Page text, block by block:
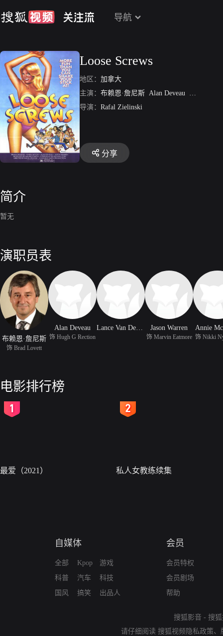
导航
Loose Screws
地区： 加拿大
主演： 布赖恩·詹尼斯 Alan Deveau Lance Van
导演： Rafal Zielinski
分享
简介
暂无
演职员表
布赖恩·詹尼斯
饰 Brad Lovett
Alan Deveau
饰 Hugh G Rection
Lance Van Der Kolk Jason Warren
饰 Marvin Eatmore
Annie
饰 Nikki
电影排行榜
最爱（2021） 私人女教练续集
自媒体
全部
科普
国风
Kpop
汽车
搞笑
游戏
科技
出品人
会员
会员特权
会员剧场
帮助
搜狐影音 - 搜
请仔细阅读 搜狐视频隐私政策、